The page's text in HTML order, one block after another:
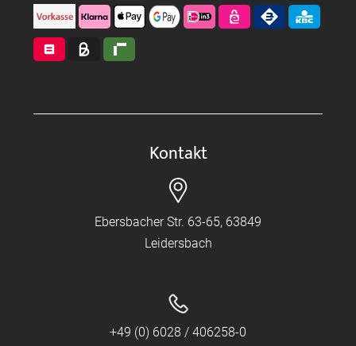
Kontakt
Ebersbacher Str. 63-65, 63849
Leidersbach
+49 (0) 6028 / 406258-0